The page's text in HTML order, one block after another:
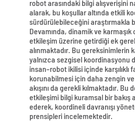
robot arasındaki bilgi alışverişini
alarak, bu koşullar altında etkili
sürdürülebileceğini araştırmakla
Devamında, dinamik ve karmaşık
etkileşim üzerine getirdiği ek
alınmaktadır. Bu gereksinimlerin
yalnızca sezgisel koordinasyonu
insan–robot ikilisi içinde karşılıklı
korunabilmesi için daha zengin
akışını da gerekli kılmaktadır.
etkileşimi bilgi kuramsal bir bakış
ederek, koordineli davranışı
prensipleri incelemektedir.